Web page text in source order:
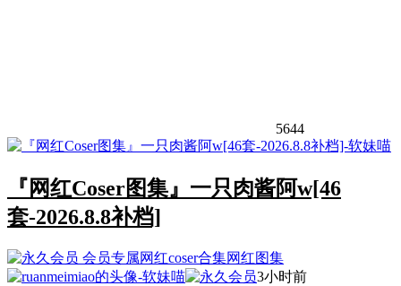
5644
『网红Coser图集』一只肉酱阿w[46
套-2026.8.8补档]
会员专属网红coser合集网红图集
3小时前